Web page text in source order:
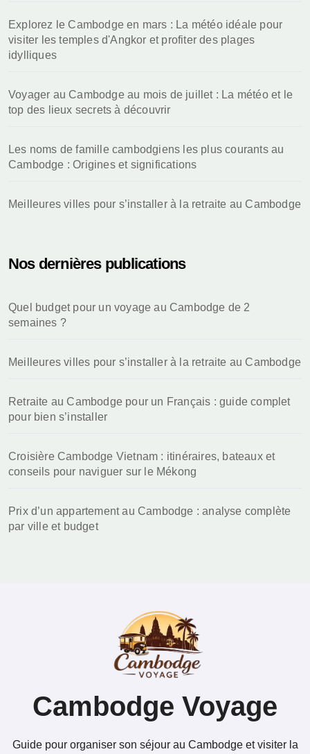
Explorez le Cambodge en mars : La météo idéale pour
visiter les temples d'Angkor et profiter des plages
idylliques
Voyager au Cambodge au mois de juillet : La météo et le
top des lieux secrets à découvrir
Les noms de famille cambodgiens les plus courants au
Cambodge : Origines et significations
Meilleures villes pour s’installer à la retraite au Cambodge
Nos dernières publications
Quel budget pour un voyage au Cambodge de 2
semaines ?
Meilleures villes pour s’installer à la retraite au Cambodge
Retraite au Cambodge pour un Français : guide complet
pour bien s’installer
Croisière Cambodge Vietnam : itinéraires, bateaux et
conseils pour naviguer sur le Mékong
Prix d’un appartement au Cambodge : analyse complète
par ville et budget
Cambodge Voyage
Guide pour organiser son séjour au Cambodge et visiter la